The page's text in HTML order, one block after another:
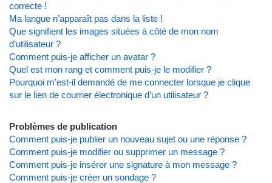
correcte !
Ma langue n’apparaît pas dans la liste !
Que signifient les images situées à côté de mon nom
d’utilisateur ?
Comment puis-je afficher un avatar ?
Quel est mon rang et comment puis-je le modifier ?
Pourquoi m’est-il demandé de me connecter lorsque je clique
sur le lien de courrier électronique d’un utilisateur ?
Problèmes de publication
Comment puis-je publier un nouveau sujet ou une réponse ?
Comment puis-je modifier ou supprimer un message ?
Comment puis-je insérer une signature à mon message ?
Comment puis-je créer un sondage ?